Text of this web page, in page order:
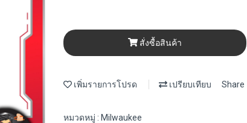
สั่งซื้อสินค้า
เพิ่มรายการโปรด เปรียบเทียบ Share
หมวดหมู่ : Milwaukee